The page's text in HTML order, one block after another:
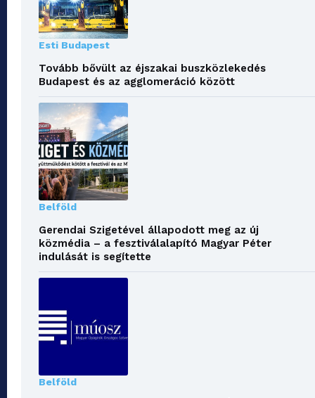
Esti Budapest
Tovább bővült az éjszakai buszközlekedés
Budapest és az agglomeráció között
Belföld
Gerendai Szigetével állapodott meg az új
közmédia – a fesztiválalapító Magyar Péter
indulását is segítette
Belföld